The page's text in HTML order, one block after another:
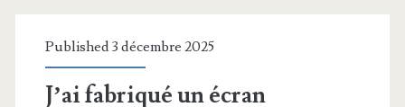
les
sens
Published 3 décembre 2025
J’ai fabriqué un écran